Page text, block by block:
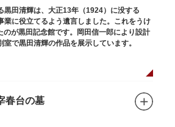
黒田清輝は、大正13年（1924）に没する
業に役立てるよう遺言しました。これをうけ
が黒田記念館です。岡田信一郎により設計
で黒田清輝の作品を展示しています。
春台の墓